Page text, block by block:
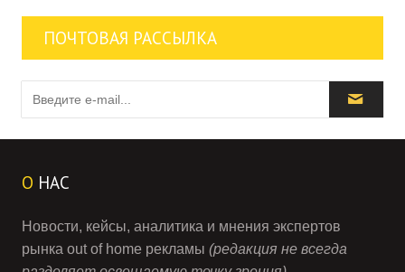
ПОЧТОВАЯ РАССЫЛКА
О НАС
Новости, кейсы, аналитика и мнения экспертов
рынка out of home рекламы (редакция не всегда